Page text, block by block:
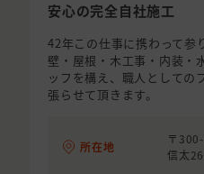
安心の完全自社施工
42年この仕事に携わって参
壁・屋根・木工事・内装
ッフを構え、職人としての
張らせて頂きます。
所在地
〒
信太